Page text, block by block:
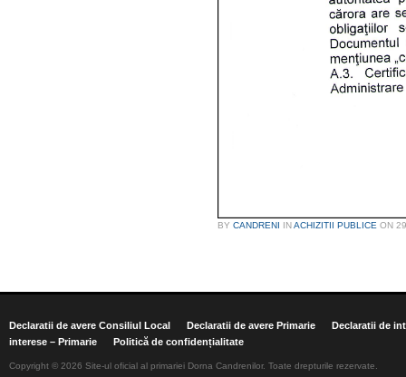
BY CANDRENI INACHIZITII PUBLICE ON
Declaratii de avere Consiliul Local Declaratii de avere Primarie
Declaratii de
interese – Primarie
Politică de confidențialitate
Copyright © 2026 Site-ul oficial al primariei Dorna Candrenilor. Toate drepturile rezervate.